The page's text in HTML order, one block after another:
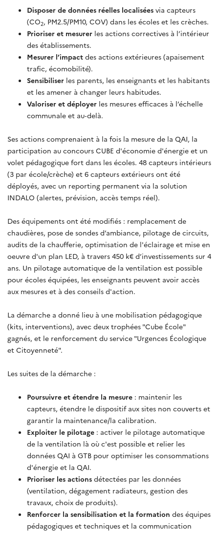
Disposer de données réelles localisées via capteurs
(CO2, PM2.5/PM10, COV) dans les écoles et les crèches.
Prioriser et mesurer les actions correctives à l’intérieur
des établissements.
Mesurer l’impact des actions extérieures (apaisement
trafic, écomobilité).
Sensibiliser les parents, les enseignants et les habitants
et les amener à changer leurs habitudes.
Valoriser et déployer les mesures efficaces à l’échelle
communale et au‑delà.
Ses actions comprenaient à la fois la mesure de la QAI, la
participation au concours CUBE d'économie d'énergie et un
volet pédagogique fort dans les écoles. 48 capteurs intérieurs
(3 par école/crèche) et 6 capteurs extérieurs ont été
déployés, avec un reporting permanent via la solution
INDALO (alertes, prévision, accès temps réel).
Des équipements ont été modifiés : remplacement de
chaudières, pose de sondes d’ambiance, pilotage de circuits,
audits de la chaufferie, optimisation de l'éclairage et mise en
oeuvre d'un plan LED, à travers 450 k€ d’investissements sur 4
ans. Un pilotage automatique de la ventilation est possible
pour écoles équipées, les enseignants peuvent avoir accès
aux mesures et à des conseils d'action.
La démarche a donné lieu à une mobilisation pédagogique
(kits, interventions), avec deux trophées "Cube École"
gagnés, et le renforcement du service "Urgences Écologique
et Citoyenneté".
Les suites de la démarche :
Poursuivre et étendre la mesure : maintenir les
capteurs, étendre le dispositif aux sites non couverts et
garantir la maintenance/la calibration.
Exploiter le pilotage : activer le pilotage automatique
de la ventilation là où c'est possible et relier les
données QAI à GTB pour optimiser les consommations
d'énergie et la QAI.
Prioriser les actions détectées par les données
(ventilation, dégagement radiateurs, gestion des
travaux, choix de produits).
Renforcer la sensibilisation et la formation des équipes
pédagogiques et techniques et la communication